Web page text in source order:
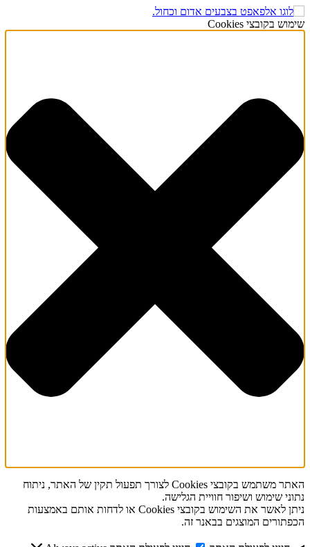
שימוש בקובצי Cookies
האתר משתמש בקובצי Cookies לצורך תפעול תקין של האתר, ניתוח
נתוני שימוש ושיפור חוויית הגלישה.
ניתן לאשר את השימוש בקובצי Cookies או לדחות אותם באמצעות
הכפתורים המוצגים בבאנר זה.